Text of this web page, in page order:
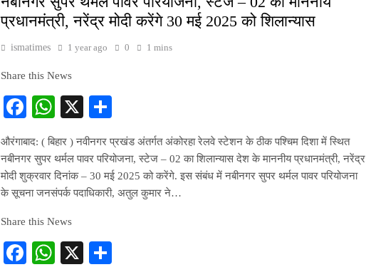
प्रधानमंत्री, नरेंद्र मोदी करेंगे 30 मई 2025 को शिलान्यास
ismatimes 1 year ago 0 1 mins
Share this News
Facebook
WhatsApp
X
औरंगाबाद: ( बिहार ) नवीनगर प्रखंड अंतर्गत अंकोरहा रेलवे स्टेशन के ठीक पश्चिम दिशा में स्थित
नबीनगर सुपर थर्मल पावर परियोजना, स्टेज – 02 का शिलान्यास देश के माननीय प्रधानमंत्री, नरेंद्र
मोदी शुक्रवार दिनांक – 30 मई 2025 को करेंगे. इस संबंध में नबीनगर सुपर थर्मल पावर परियोजना
के सूचना जनसंपर्क पदाधिकारी, अतुल कुमार ने…
Share this News
Facebook
WhatsApp
X